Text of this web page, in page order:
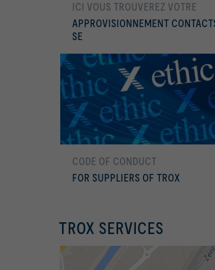
ICI VOUS TROUVEREZ VOTRE
APPROVISIONNEMENT
SE
CODE OF CONDUCT
FOR SUPPLIERS OF TROX
En savoir plus
TROX SERVICES